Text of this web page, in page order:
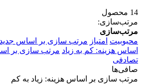
14 محصول
مرتب‌سازی:
مرتب‌سازی
محبوبیت امتیاز مرتب سازی بر اساس
اساس هزینه: کم به زیاد مرتب سازی بر
تصادفی
صافی‌ها
مرتب سازی بر اساس هزینه: زیاد به کم